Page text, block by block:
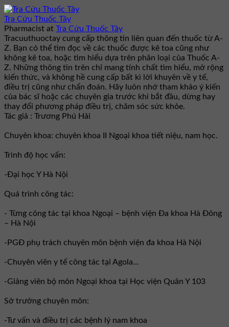
Tra Cứu Thuốc Tây
Pharmacist at Tra Cứu Thuốc Tây
Tracuuthuoctay cung cấp thông tin liên quan đến thuốc từ A-
Z. Bạn có thể tìm đọc về các thuốc được kê toa cũng như
không kê toa, hoặc tìm hiểu dựa trên phân loại của Thuốc A-
Z. Những thông tin trên chỉ mang tính chất tìm hiểu, mở rộng
kiến thức, và không hề cung cấp bất kì lời khuyên về y tế,
điều trị cũng như chẩn đoán. Hãy luôn nhớ tham khảo ý kiến
của bác sĩ hoặc các chuyên gia trước khi bắt đầu, dừng hay
thay đổi phương pháp điều trị, chăm sóc sức khỏe.
Tác giả : Trương Phú Hải
Chuyên khoa: chuyên khoa II Ngoại khoa tiết niệu, nam học.
Trình độ học vấn:
-Đại học Y Hà Nội
Quá trình công tác:
- Từng công tác tại khoa Ngoại – bệnh viện Đa khoa Hà Đông
– Hà Nội
-PGĐ phụ trách chuyên môn bệnh viện đa khoa Hà Nội
-Chuyên viên y tế công tác tại Agola...
-Giảng viên bộ môn Ngoại khoa tại Học viện Quân Y 103
Sở trưởng chuyên môn:
-Tư vấn và điều trị các bệnh lý nam khoa